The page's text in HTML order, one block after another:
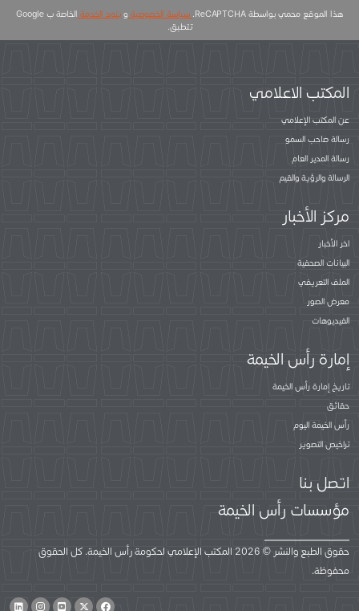
هذا الموقع محمي بواسطة ReCAPTCHA. سياسة الخصوصية وبنود الخدمة
الخاصة ب Google
تتطبق.
المكتب الاعلامي
عن المكتب الإعلامي
رسالة صاحب السمو
رسالة المدير العام
الرسالة والرؤية والقيم
مركز الأخبار
اخر الأخبار
البيانات الصحفية
الملف التعريفي
معرض الصور
الفيديوهات
إمارة رأس الخيمة
تاريخ إمارة رأس الخيمة
حقائق
رأس الخيمة اليوم
تراخيص التصوير
اتصل بنا
مؤسسات رأس الخيمة
حقوق الطبع والنشر © 2026 المكتب الإعلامي لحكومة رأس الخيمة. كل الحقوق
محفوظة.